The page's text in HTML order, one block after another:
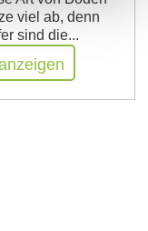
viel ab, denn
sind die...